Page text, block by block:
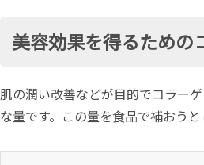
美容効果を得るための
肌の潤い改善などが目的でコラー
な量です。この量を食品で補おうと